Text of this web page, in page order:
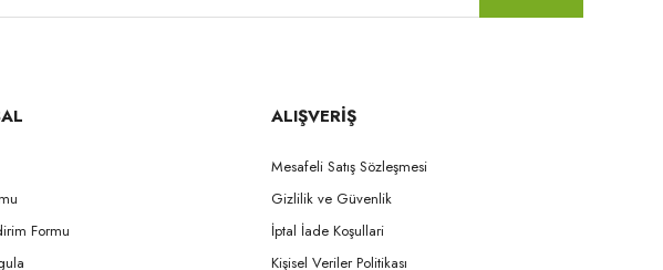
Formu
ALIŞVERİŞ
Mesafeli Satış Sözleşmesi
Gizlilik ve Güvenlik
İptal İade Koşullari
Kişisel Veriler Politikası